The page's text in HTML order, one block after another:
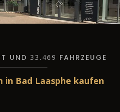
UND 33.469 FAHRZEUGE
in Bad Laasphe kaufen